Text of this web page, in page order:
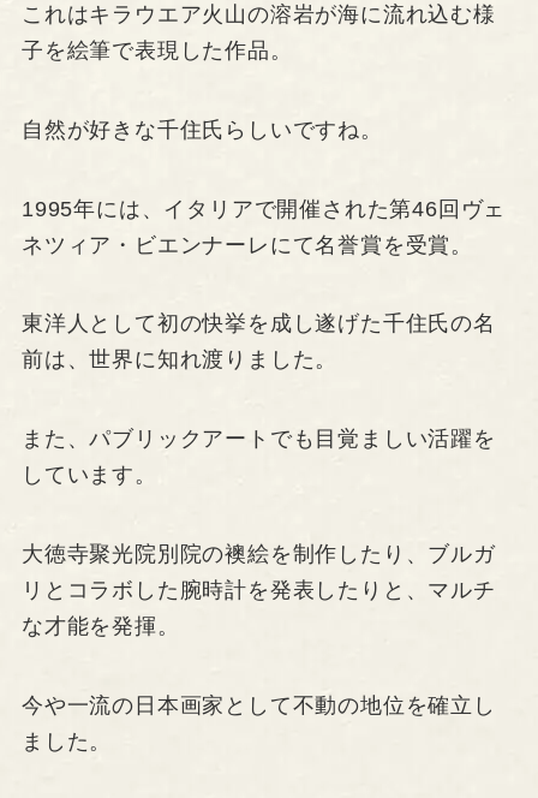
これはキラウエア火山の溶岩が海に流れ込む様
子を絵筆で表現した作品。
自然が好きな千住氏らしいですね。
1995年には、イタリアで開催された第46回ヴェ
ネツィア・ビエンナーレにて名誉賞を受賞。
東洋人として初の快挙を成し遂げた千住氏の名
前は、世界に知れ渡りました。
また、パブリックアートでも目覚ましい活躍を
しています。
大徳寺聚光院別院の襖絵を制作したり、ブルガ
リとコラボした腕時計を発表したりと、マルチ
な才能を発揮。
今や一流の日本画家として不動の地位を確立し
ました。